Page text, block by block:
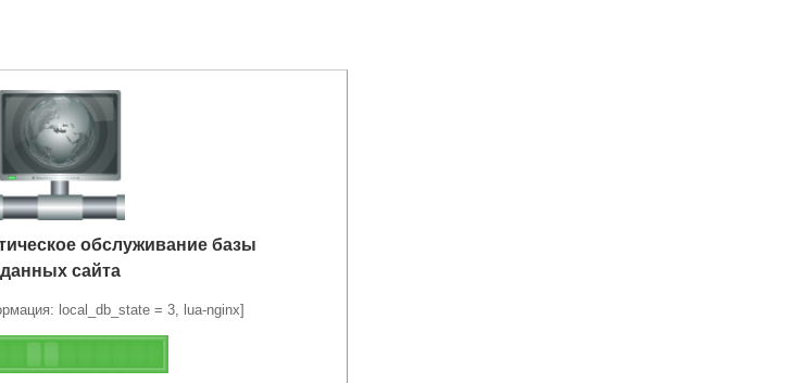
обслуживание базы
данных сайта
local_db_state = 3, lua-nginx]